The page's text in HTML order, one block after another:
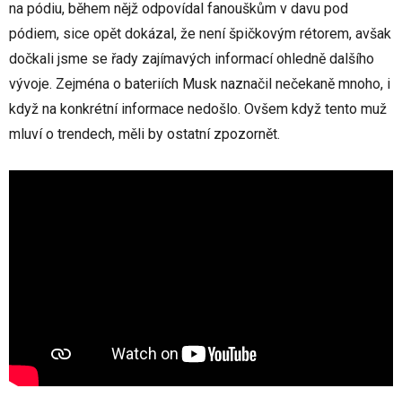
na pódiu, během nějž odpovídal fanouškům v davu pod
pódiem, sice opět dokázal, že není špičkovým rétorem, avšak
dočkali jsme se řady zajímavých informací ohledně dalšího
vývoje. Zejména o bateriích Musk naznačil nečekaně mnoho, i
když na konkrétní informace nedošlo. Ovšem když tento muž
mluví o trendech, měli by ostatní zpozornět.